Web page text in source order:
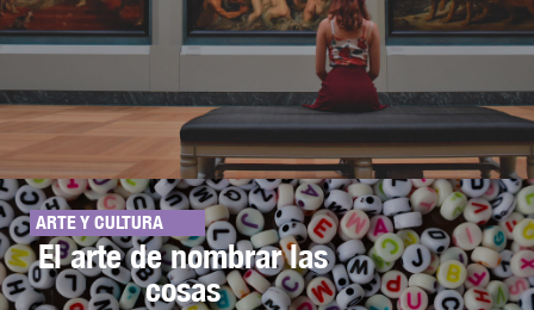
ARTE Y CULTURA
El arte de nombrar las
cosas